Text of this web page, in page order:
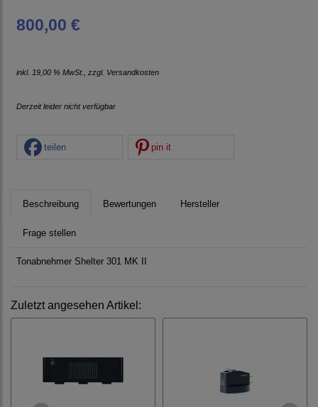
800,00 €
inkl. 19,00 % MwSt., zzgl. Versandkosten
Derzeit leider nicht verfügbar
teilen pin it
Beschreibung Bewertungen Hersteller
Frage stellen
Tonabnehmer Shelter 301 MK II
Zuletzt angesehen Artikel: